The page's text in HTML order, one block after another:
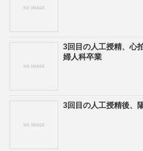
3回目の人工授精、心
婦人科卒業
3回目の人工授精後、